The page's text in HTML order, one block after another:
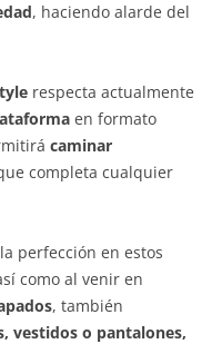
, haciendo alarde del
respecta actualmente
en formato
caminar
completa cualquier
perfección en estos
como al venir en
, también
vestidos o pantalones,